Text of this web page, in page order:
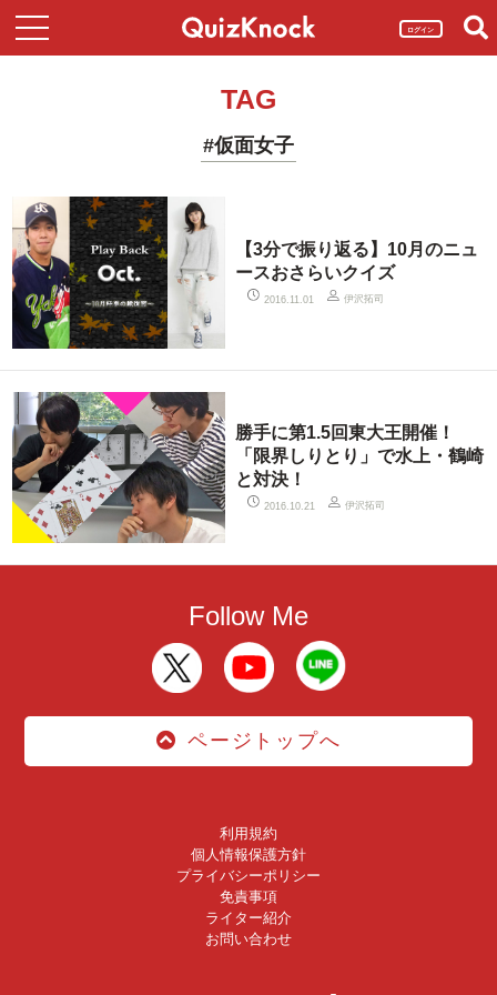
ログイン
TAG
#仮面女子
【3分で振り返る】10月のニュ
ースおさらいクイズ
2016.11.01 伊沢拓司
勝手に第1.5回東大王開催！
「限界しりとり」で水上・鶴崎
と対決！
2016.10.21 伊沢拓司
Follow Me
ページトップへ
利用規約
個人情報保護方針
プライバシーポリシー
免責事項
ライター紹介
お問い合わせ